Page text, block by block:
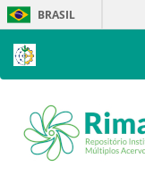
Skip
navigation
BRASIL